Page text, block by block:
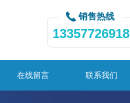
销售热线
13357726918
在线留言 联系我们